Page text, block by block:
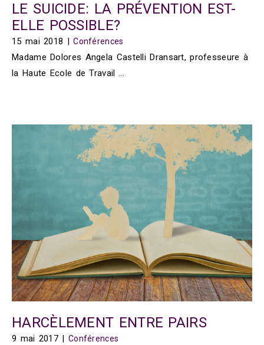
LE SUICIDE: LA PRÉVENTION EST-
ELLE POSSIBLE?
15 mai 2018 |Conférences
Madame Dolores Angela Castelli Dransart, professeure à
la Haute Ecole de Travail …
HARCÈLEMENT ENTRE PAIRS
9 mai 2017 Conférences